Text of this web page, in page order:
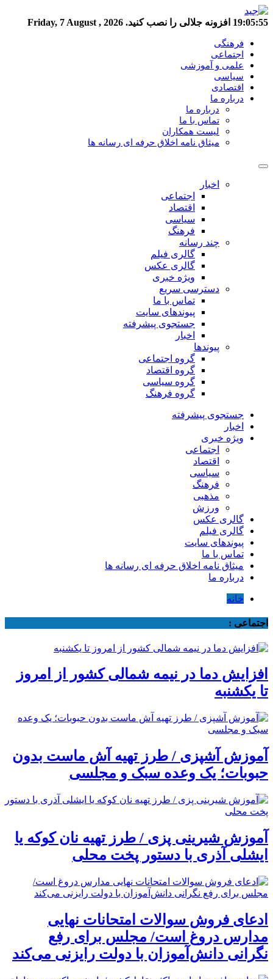
19:05:55 افزونه جلالی را نصب کنید. Friday, 7 August , 2026
فرهنگی
اجتماعی
علمی و آموزشی
سیاسی
اقتصادی
درباره ما
درباره ما
تماس با ما
لیست همکاران
میثاق نامه اخلاق حرفه ای رسانه ها
اخبار
اجتماعی
اقتصاد
سیاسی
فرهنگ
چند رسانه
گالری فیلم
گالری عکس
ویژه خبری
دسترسی سریع
تماس با ما
پیوندهای سایت
جستجوی پیشرفته
اخبار
پیوندها
گروه اجتماعی
گروه اقتصاد
گروه سیاسی
گروه فرهنگ
جستجوی پیشرفته
اخبار
ویژه خبری
اجتماعی
اقتصاد
سیاسی
فرهنگ
مذهبی
ورزش
گالری عکس
گالری فیلم
پیوندهای سایت
تماس با ما
میثاق نامه اخلاق حرفه ای رسانه ها
درباره ما
خانه
اجتماعی :
افزایش دما در نیمه شمالی کشور از امروز
تا یکشنبه
آموزش آشپزی / طرز تهیه آش ماست بدون
حبوبات؛ یک وعده سبک و مجلسی
آموزش شیرینی پزی / طرز تهیه نان کوکه یا
ایشلی آذری با دستور پخت محلی
ادعای فروش سوالات امتحانات نهایی
مدارس دروغ است/ مجلس برای رفع
نگرانی دانش‌آموزان با دولت رایزنی می‌کند